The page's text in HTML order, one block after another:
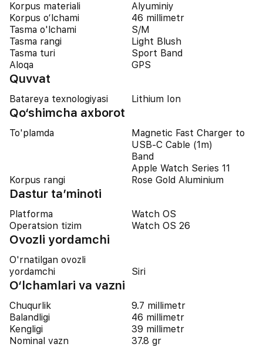
Korpus materiali
Alyuminiy
Korpus o‘lchami
46 millimetr
Tasma o'lchami
S/M
Tasma rangi
Light Blush
Tasma turi
Sport Band
Aloqa
GPS
Quvvat
Batareya texnologiyasi Lithium Ion
Qo‘shimcha axborot
To'plamda
Magnetic Fast Charger to
USB‑C Cable (1m)
Band
Apple Watch Series 11
Korpus rangi
Rose Gold Aluminium
Dastur ta’minoti
Platforma
Watch OS
Operatsion tizim
Watch OS 26
Ovozli yordamchi
O'rnatilgan ovozli
yordamchi
Siri
O‘lchamlari va vazni
Chuqurlik
9.7 millimetr
Balandligi
46 millimetr
Kengligi
39 millimetr
Nominal vazn
37.8 gr